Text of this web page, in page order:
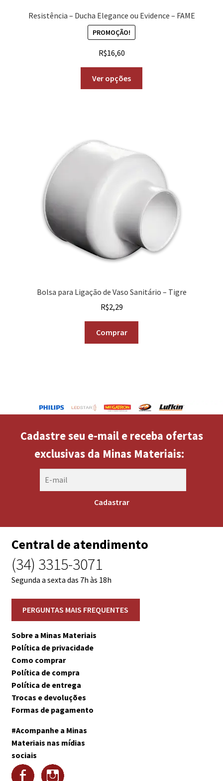
Resistência – Ducha Elegance ou Evidence – FAME
PROMOÇÃO!
R$16,60
Ver opções
Bolsa para Ligação de Vaso Sanitário – Tigre
R$2,29
Comprar
Cadastre seu e-mail e receba ofertas
exclusivas da Minas Materiais:
Central de atendimento
(34) 3315-3071
Segunda a sexta das 7h às 18h
Sobre a Minas Materiais
Política de privacidade
Como comprar
Política de compra
Política de entrega
Trocas e devoluções
Formas de pagamento
#Acompanhe a Minas
Materiais nas mídias
sociais